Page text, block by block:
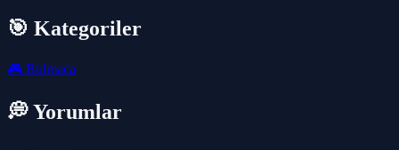
🎯 Kategoriler
🎮 Bulmaca
💭 Yorumlar